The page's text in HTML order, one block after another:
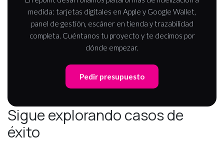
medida: tarjetas digitales en Apple y Google Wallet,
panel de gestión, escáner en tienda y trazabilidad
completa. Cuéntanos tu proyecto y te decimos por
dónde empezar.
Pedir presupuesto
Sigue explorando casos de
éxito